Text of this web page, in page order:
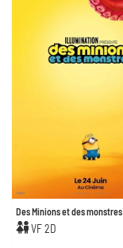
Des Minions et des monstres
VF 2D